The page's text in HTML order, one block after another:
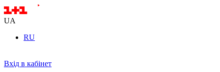
UA
RU
Вхід в кабінет